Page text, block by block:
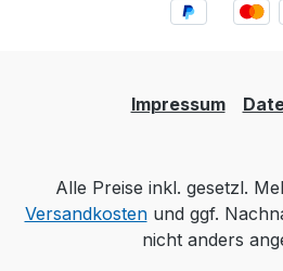
Impressum
Alle Preise inkl. gesetzl.
Versandkostenund ggf.
nicht anders